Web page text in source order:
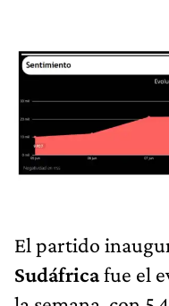
El partido
Sudáfricafue el